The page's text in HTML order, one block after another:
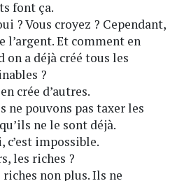
font ça.
? Vous croyez ? Cependant,
l’argent. Et comment en
on a déjà créé tous les
?
crée d’autres.
ne pouvons pas taxer les
ne le sont déjà.
c’est impossible.
les riches ?
non plus. Ils ne